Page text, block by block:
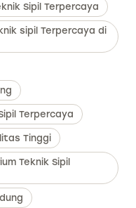
Sipil Terpercaya
sipil Terpercaya di
Terpercaya
Tinggi
Teknik Sipil